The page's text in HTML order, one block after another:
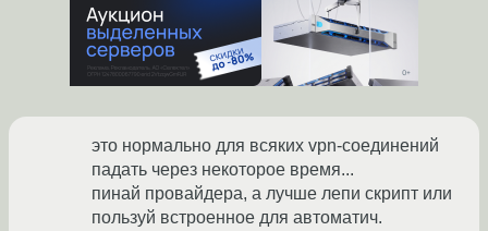
это нормально для всяких vpn-соединений
падать через некоторое время...
пинай провайдера, а лучше лепи скрипт или
пользуй встроенное для автоматич.